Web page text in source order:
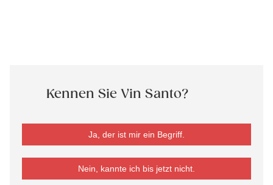
Kennen Sie Vin Santo?
Ja, der ist mir ein Begriff.
Nein, kannte ich bis jetzt nicht.